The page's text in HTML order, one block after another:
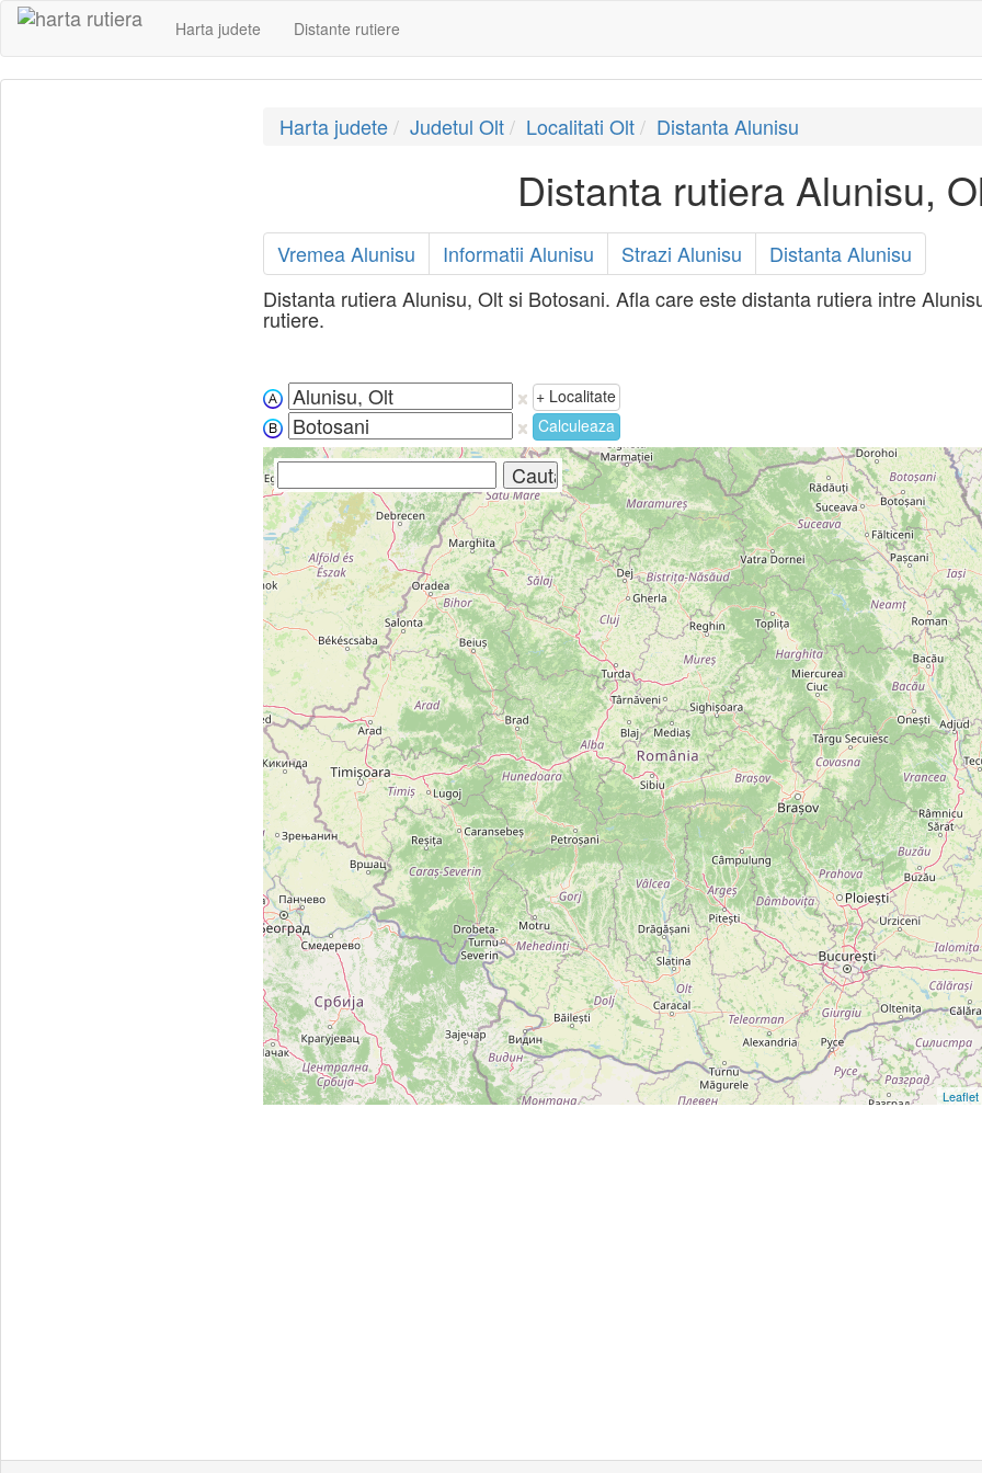
Harta judete Distante rutiere
Harta judete Judetul Olt Localitati Olt Distanta Alunisu
Distanta rutiera Alunisu,
Vremea Alunisu Informatii Alunisu Strazi Alunisu
Distanta Alunisu
Distanta rutiera Alunisu, Olt si Botosani. Afla care este distanta rutiera intre
rutiere.
+ Localitate
Calculeaza
Leaflet